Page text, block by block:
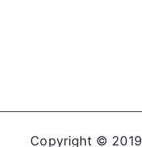
Copyright © 2019